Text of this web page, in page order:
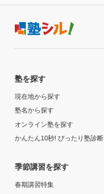
塾を探す
現在地から探す
塾名から探す
オンライン塾を探す
かんたん10秒! ぴったり塾診断
季節講習を探す
春期講習特集